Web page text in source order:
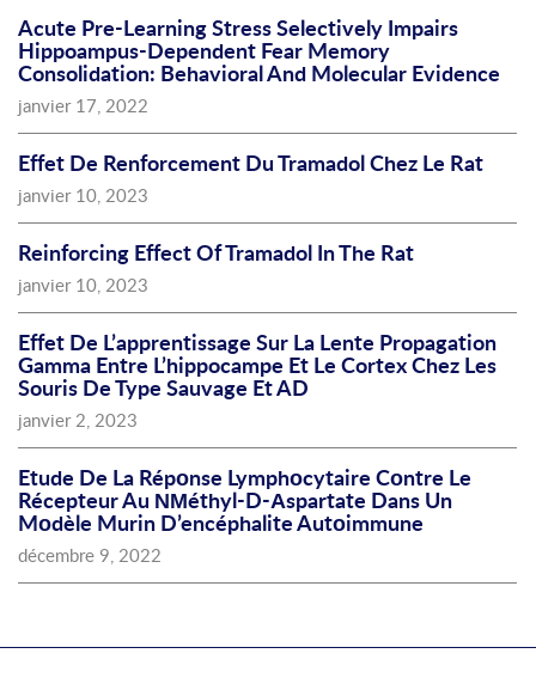
Acute Pre-Learning Stress Selectively Impairs
Hippoampus-Dependent Fear Memory
Consolidation: Behavioral And Molecular Evidence
janvier 17, 2022
Effet De Renforcement Du Tramadol Chez Le Rat
janvier 10, 2023
Reinforcing Effect Of Tramadol In The Rat
janvier 10, 2023
Effet De L’apprentissage Sur La Lente Propagation
Gamma Entre L’hippocampe Et Le Cortex Chez Les
Souris De Type Sauvage Et AD
janvier 2, 2023
Etude De La Répοnse Lymphοcytaire Cοntre Le
Récepteur Au ΝΜéthyl-D-Αspartate Dans Un
Mοdèle Murin D’encéphalite Autοimmune
décembre 9, 2022